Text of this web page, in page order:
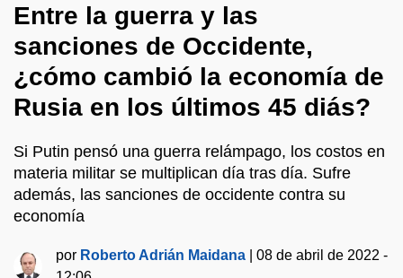
Entre la guerra y las
sanciones de Occidente,
¿cómo cambió la economía de
Rusia en los últimos 45 diás?
Si Putin pensó una guerra relámpago, los costos en
materia militar se multiplican día tras día. Sufre
además, las sanciones de occidente contra su
economía
por Roberto Adrián Maidana |08 de abril de 2022 -